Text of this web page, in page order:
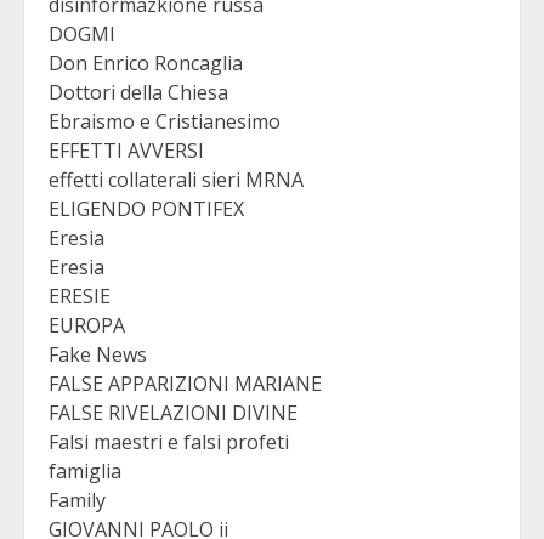
DOGMI
Don Enrico Roncaglia
Dottori della Chiesa
Ebraismo e Cristianesimo
EFFETTI AVVERSI
effetti collaterali sieri MRNA
ELIGENDO PONTIFEX
Eresia
Eresia
ERESIE
EUROPA
Fake News
FALSE APPARIZIONI MARIANE
FALSE RIVELAZIONI DIVINE
Falsi maestri e falsi profeti
famiglia
Family
GIOVANNI PAOLO ii